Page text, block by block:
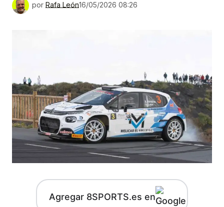
por Rafa León16/05/2026 08:26
Agregar 8SPORTS.es en